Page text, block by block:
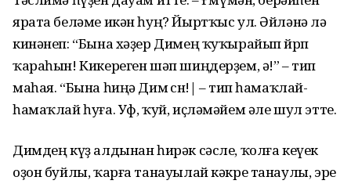
ярата беләме икән һуң? Йыртҡыс ул. Әйләнә лә
кинәнеп: “Бына хәҙер Димең ҡуҡырайып йөрөп
ҡараһын! Кикереген шәп шиңдерҙем, ә!” – тип
маһая. “Бына һиңә Дим өсөн!| – тип һамаҡлай-
һамаҡлай һуға. Уф, ҡуй, иҫләмәйем әле шул этте.
Димдең күҙ алдынан һирәк сәсле, ҡолға кеүек
оҙон буйлы, ҡарға танауылай кәкре танаулы, эре